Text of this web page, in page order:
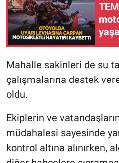
Mahalle sakinleri de su
çalışmalarına destek
oldu.
Ekiplerin ve
müdahalesi sayesinde
kontrol altına alınırken,